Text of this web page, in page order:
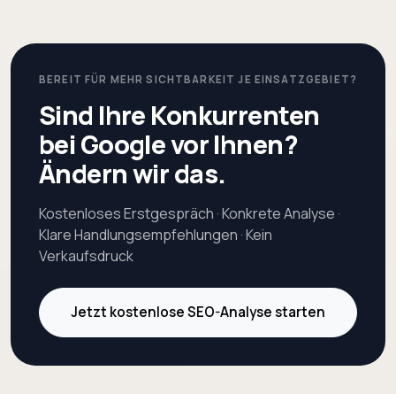
BEREIT FÜR MEHR SICHTBARKEIT JE EINSATZGEBIET?
Sind Ihre Konkurrenten
bei Google vor Ihnen?
Ändern wir das.
Kostenloses Erstgespräch · Konkrete Analyse ·
Klare Handlungsempfehlungen · Kein
Verkaufsdruck
Jetzt kostenlose SEO-Analyse starten